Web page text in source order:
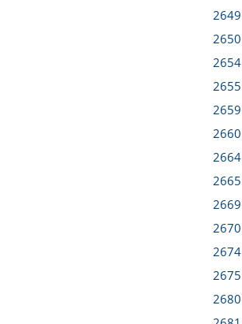
2649
2650
2654
2655
2659
2660
2664
2665
2669
2670
2674
2675
2680